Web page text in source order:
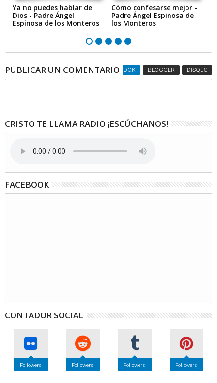
Ya no puedes hablar de
Dios - Padre Ángel
Espinosa de los Monteros
Cómo confesarse mejor -
Padre Ángel Espinosa de
los Monteros
PUBLICAR UN COMENTARIOFACEBOOK BLOGGER DISQUS
CRISTO TE LLAMA RADIO ¡ESCÚCHANOS!
FACEBOOK
CONTADOR SOCIAL
Followers Followers Followers Followers